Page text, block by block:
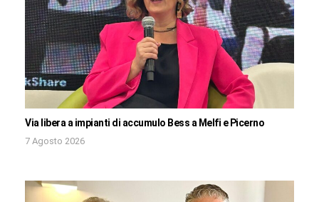
Via libera a impianti di accumulo Bess a Melfi e Picerno
7 Agosto 2026